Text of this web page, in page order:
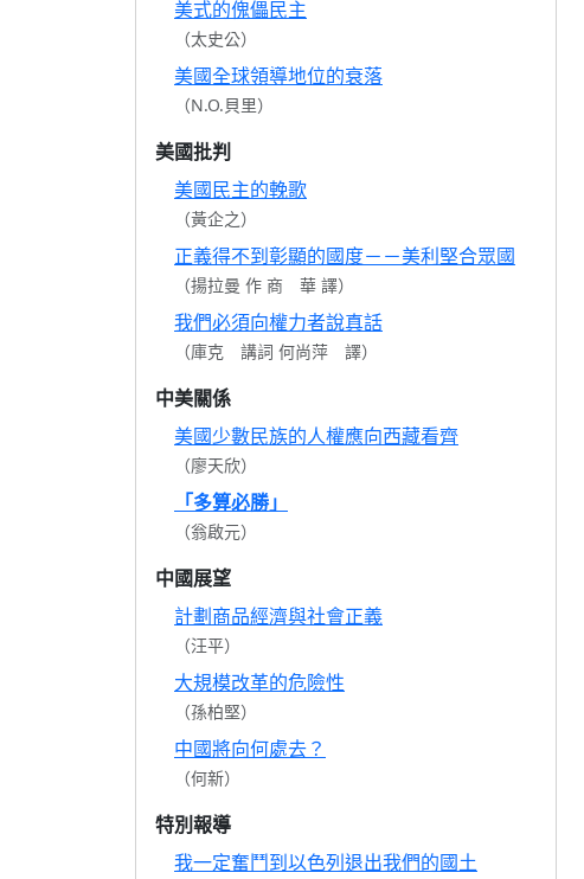
美式的傀儡民主
（太史公）
美國全球領導地位的衰落
（N.O.貝里）
美國批判
美國民主的輓歌
（黃企之）
正義得不到彰顯的國度－－美利堅合眾國
（揚拉曼 作 商 華 譯）
我們必須向權力者說真話
（庫克 講詞 何尚萍 譯）
中美關係
美國少數民族的人權應向西藏看齊
（廖天欣）
「多算必勝」
（翁啟元）
中國展望
計劃商品經濟與社會正義
（汪平）
大規模改革的危險性
（孫柏堅）
中國將向何處去？
（何新）
特別報導
我一定奮鬥到以色列退出我們的國土